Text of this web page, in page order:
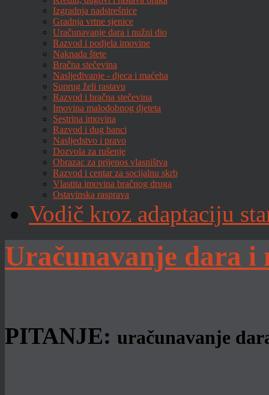
Izgradnja nadstrešnice
Gradnja vrtne sjenice
Uračunavanje dara i nužni dio
Razvod i podjela imovine
Naknada štete
Bračna stečevina
Nasljeđivanje - djeca i maćeha
Suprug želi rastavu
Razvod i bračna stečevina
Imovina malodobnog djeteta
Sestrina imovina
Razvod i dug banci
Nasljedstvo i pravo
Dozvola za rušenje
Obrazac za prijenos vlasništva
Razvod i centar za socijalnu skrb
Vlastita imovina bračnog druga
Ostavinska rasprava
Vodič kroz adaptaciju
Uračunavanje dara i
PITANJE: uračunavanje